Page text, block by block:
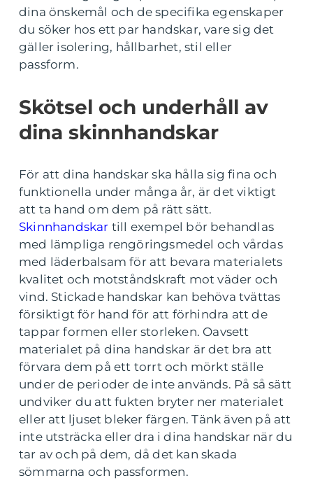
dina önskemål och de specifika egenskaper
du söker hos ett par handskar, vare sig det
gäller isolering, hållbarhet, stil eller
passform.
Skötsel och underhåll av
dina skinnhandskar
För att dina handskar ska hålla sig fina och
funktionella under många år, är det viktigt
att ta hand om dem på rätt sätt.
Skinnhandskar till exempel bör behandlas
med lämpliga rengöringsmedel och vårdas
med läderbalsam för att bevara materialets
kvalitet och motståndskraft mot väder och
vind. Stickade handskar kan behöva tvättas
försiktigt för hand för att förhindra att de
tappar formen eller storleken. Oavsett
materialet på dina handskar är det bra att
förvara dem på ett torrt och mörkt ställe
under de perioder de inte används. På så sätt
undviker du att fukten bryter ner materialet
eller att ljuset bleker färgen. Tänk även på att
inte utsträcka eller dra i dina handskar när du
tar av och på dem, då det kan skada
sömmarna och passformen.